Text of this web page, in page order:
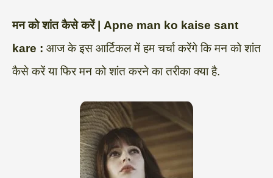
h
a
t
e
l
e
a
c
e
w
i
t
e
r
i
n
k
d
I
n
o
p
y
k
h
a
r
मन को शांत कैसे करें | Apne man ko kaise sant
kare : आज के इस आर्टिकल में हम चर्चा करेंगे कि मन को शांत
कैसे करें या फिर मन को शांत करने का तरीका क्या है.